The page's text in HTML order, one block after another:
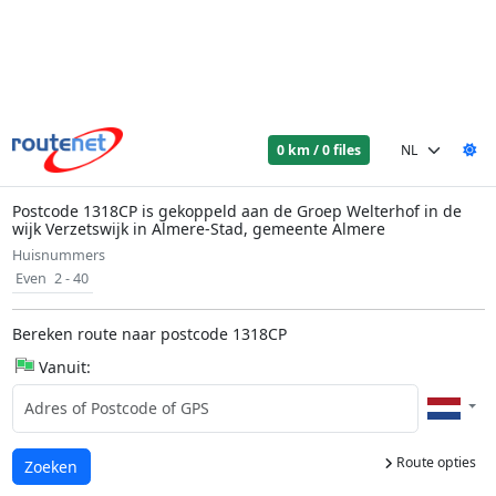
0 km / 0 files
Postcode 1318CP is gekoppeld aan de Groep Welterhof in de
wijk Verzetswijk in Almere-Stad, gemeente Almere
Huisnummers
Even 2 - 40
Bereken route naar postcode 1318CP
Vanuit:
Route opties
Laden...
Zoeken